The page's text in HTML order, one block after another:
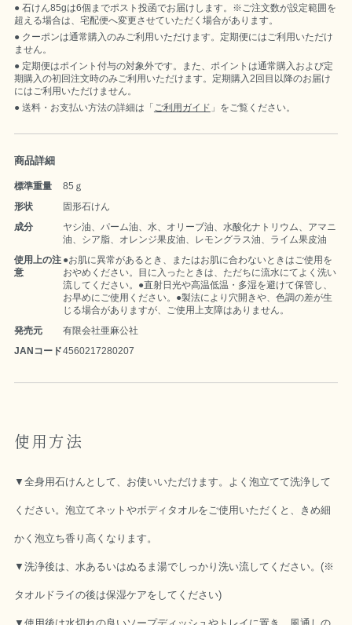
石けん85gは6個までポスト投函でお届けします。※ご注文数が設定範囲を
超える場合は、宅配便へ変更させていただく場合があります。
クーポンは通常購入のみご利用いただけます。定期便にはご利用いただけ
ません。
定期便はポイント付与の対象外です。また、ポイントは通常購入および定
期購入の初回注文時のみご利用いただけます。定期購入2回目以降のお届け
にはご利用いただけません。
送料・お支払い方法の詳細は「ご利用ガイド 」をご覧ください。
商品詳細
標準重量
85ｇ
形状
固形石けん
成分
ヤシ油、パーム油、水、オリーブ油、水酸化ナトリウム、アマニ
油、シア脂、オレンジ果皮油、レモングラス油、ライム果皮油
使用上の注
意
●お肌に異常があるとき、またはお肌に合わないときはご使用を
おやめください。目に入ったときは、ただちに流水にてよく洗い
流してください。●直射日光や高温低温・多湿を避けて保管し、
お早めにご使用ください。●製法により穴開きや、色調の差が生
じる場合がありますが、ご使用上支障はありません。
発売元
有限会社亜麻公社
JANコード4560217280207
使用方法
▼全身用石けんとして、お使いいただけます。よく泡立てて洗浄して
ください。泡立てネットやボディタオルをご使用いただくと、きめ細
かく泡立ち香り高くなります。
▼洗浄後は、水あるいはぬるま湯でしっかり洗い流してください。(※
タオルドライの後は保湿ケアをしてください)